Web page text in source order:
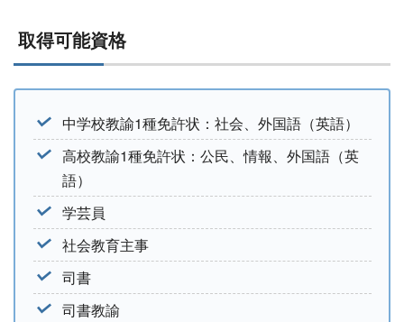
取得可能資格
中学校教諭1種免許状：社会、外国語（英語）
高校教諭1種免許状：公民、情報、外国語（英
語）
学芸員
社会教育主事
司書
司書教諭